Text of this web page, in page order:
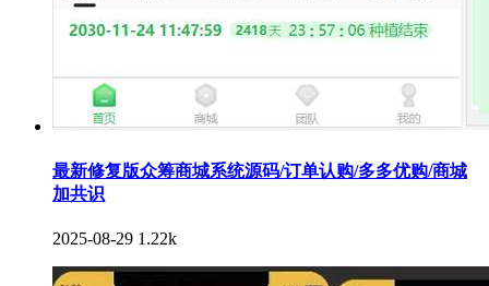
最新修复版众筹商城系统源码/订单认购/多多优购/商城
加共识
2025-08-29 1.22k